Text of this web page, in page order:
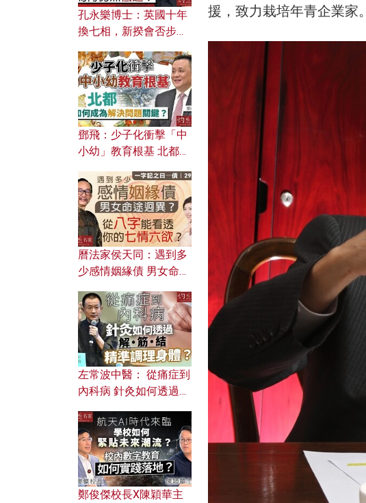
援，致力栽培年青企業家。
孔永樂博士：英國十年
換七相，新揆會否步前
濟為何仍然低迷？
鄧飛：少子化衝擊「中
小幼」教育根基 北都如
曆法家侯天同：遇到多
少感情姻緣債 男女命途
的七情六欲？
左常波中醫： 從痛症到
內科病 針灸如何透過解
鄭俊傑校長X陳穎華主